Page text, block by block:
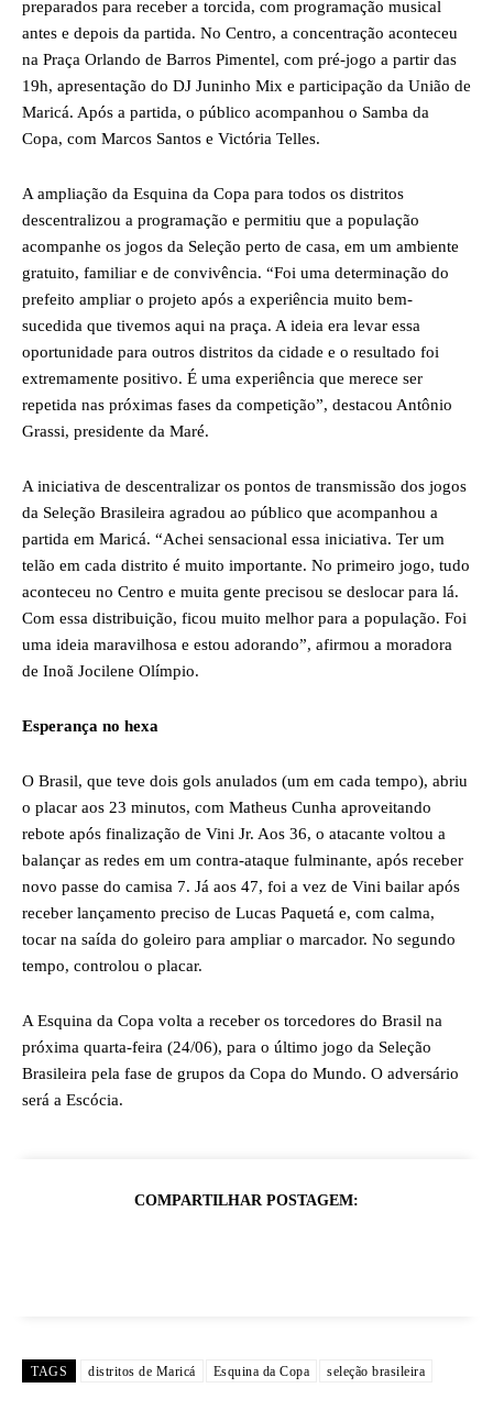
preparados para receber a torcida, com programação musical
antes e depois da partida. No Centro, a concentração aconteceu
na Praça Orlando de Barros Pimentel, com pré-jogo a partir das
19h, apresentação do DJ Juninho Mix e participação da União de
Maricá. Após a partida, o público acompanhou o Samba da
Copa, com Marcos Santos e Victória Telles.
A ampliação da Esquina da Copa para todos os distritos
descentralizou a programação e permitiu que a população
acompanhe os jogos da Seleção perto de casa, em um ambiente
gratuito, familiar e de convivência. “Foi uma determinação do
prefeito ampliar o projeto após a experiência muito bem-
sucedida que tivemos aqui na praça. A ideia era levar essa
oportunidade para outros distritos da cidade e o resultado foi
extremamente positivo. É uma experiência que merece ser
repetida nas próximas fases da competição”, destacou Antônio
Grassi, presidente da Maré.
A iniciativa de descentralizar os pontos de transmissão dos jogos
da Seleção Brasileira agradou ao público que acompanhou a
partida em Maricá. “Achei sensacional essa iniciativa. Ter um
telão em cada distrito é muito importante. No primeiro jogo, tudo
aconteceu no Centro e muita gente precisou se deslocar para lá.
Com essa distribuição, ficou muito melhor para a população. Foi
uma ideia maravilhosa e estou adorando”, afirmou a moradora
de Inoã Jocilene Olímpio.
Esperança no hexa
O Brasil, que teve dois gols anulados (um em cada tempo), abriu
o placar aos 23 minutos, com Matheus Cunha aproveitando
rebote após finalização de Vini Jr. Aos 36, o atacante voltou a
balançar as redes em um contra-ataque fulminante, após receber
novo passe do camisa 7. Já aos 47, foi a vez de Vini bailar após
receber lançamento preciso de Lucas Paquetá e, com calma,
tocar na saída do goleiro para ampliar o marcador. No segundo
tempo, controlou o placar.
A Esquina da Copa volta a receber os torcedores do Brasil na
próxima quarta-feira (24/06), para o último jogo da Seleção
Brasileira pela fase de grupos da Copa do Mundo. O adversário
será a Escócia.
COMPARTILHAR POSTAGEM:
TAGS distritos de Maricá Esquina da Copa seleção brasileira